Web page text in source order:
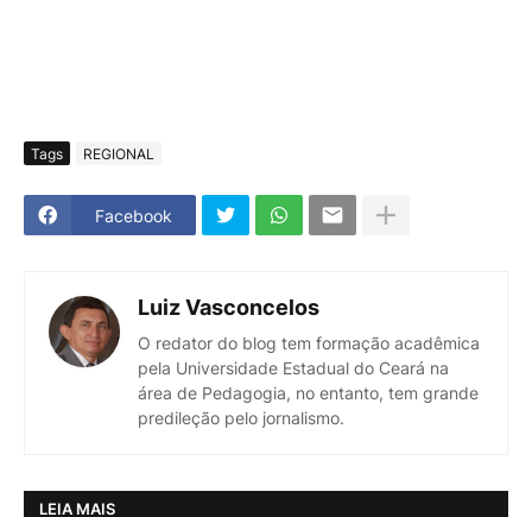
Tags REGIONAL
Facebook
Luiz Vasconcelos
O redator do blog tem formação acadêmica
pela Universidade Estadual do Ceará na
área de Pedagogia, no entanto, tem grande
predileção pelo jornalismo.
LEIA MAIS